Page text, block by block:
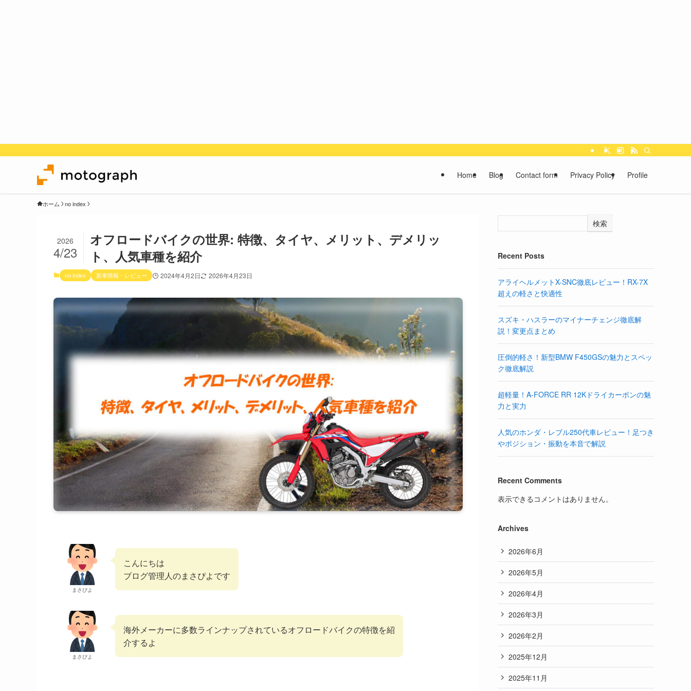
Home Blog Contact form Privacy Policy Profile
ホーム no index
オフロードバイクの世界: 特徴、タイヤ、メリット、デメリッ
ト、人気車種を紹介
2026
4/23
no index 新車情報・レビュー 2024年4月2日 2026年4月23日
まさぴよ
こんにちは
ブログ管理人のまさぴよです
まさぴよ
海外メーカーに多数ラインナップされているオフロードバイクの特徴を紹
介するよ
検索
Recent Posts
アライヘルメットX-SNC徹底レビュー！RX-7X
超えの軽さと快適性
スズキ・ハスラーのマイナーチェンジ徹底解
説！変更点まとめ
圧倒的軽さ！新型BMW F450GSの魅力とスペッ
ク徹底解説
超軽量！A-FORCE RR 12Kドライカーボンの魅
力と実力
人気のホンダ・レブル250代車レビュー！足つき
やポジション・振動を本音で解説
Recent Comments
表示できるコメントはありません。
Archives
2026年6月
2026年5月
2026年4月
2026年3月
2026年2月
2025年12月
2025年11月